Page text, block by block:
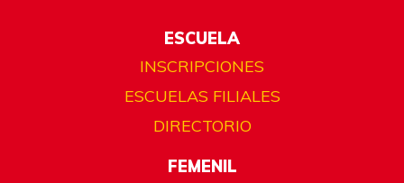
ESCUELA
INSCRIPCIONES
ESCUELAS FILIALES
DIRECTORIO
FEMENIL